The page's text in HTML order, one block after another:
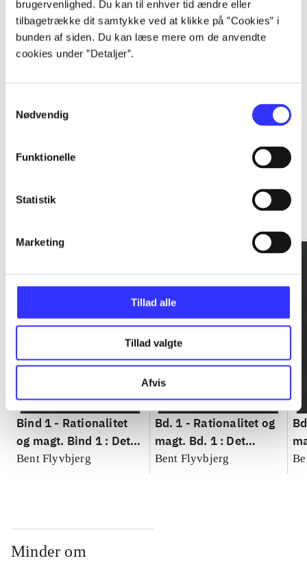
brugervenlighed. Du kan til enhver tid ændre eller
tilbagetrække dit samtykke ved at klikke på ”Cookies” i
bunden af siden. Du kan læse mere om de anvendte
cookies under ”Detaljer”.
Nødvendig
Funktionelle
Statistik
Marketing
Tillad alle
Tillad valgte
Afvis
...
Bind 1 - Rationalitet
og magt. Bind 1 : Det
konkretes videnskab
Bent Flyvbjerg
Bd. 1 - Rationalitet og
magt. Bd. 1 : Det
konkretes videnskab
Bent Flyvbjerg
Minder om